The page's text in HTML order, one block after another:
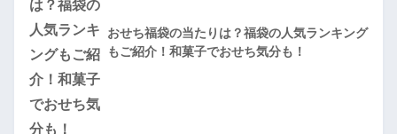
おせち福袋の当たりは？福袋の人気ランキング
もご紹介！和菓子でおせち気分も！